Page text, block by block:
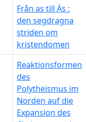
Från as till Äs :
den segdragna
striden om
kristendomen
Reaktionsformen
des
Polytheismus im
Norden auf die
Expansion des